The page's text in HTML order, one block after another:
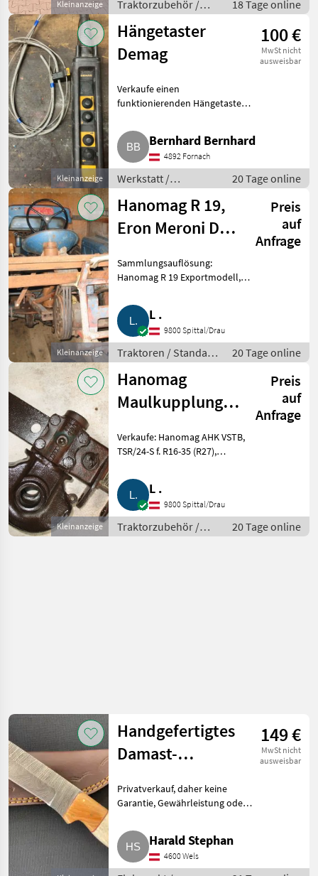
Kleinanzeige
Traktorzubehör /
Sonstiges
Traktorzubehör
18 Tage online
Kleinanzeige
Hängetaster
Demag
100 €
MwSt nicht
ausweisbar
Verkaufe einen
funktionierenden Hängetaster
Demag. Werkstatt Hallenkran
Bernhard Bernhard
4892 Fornach
Werkstatt /
Hallenkran
20 Tage online
Kleinanzeige
Hanomag R 19,
Eron Meroni D
Motomeccanica
Preis
auf
Anfrage
Sammlungsauflösung:
Hanomag R 19 Exportmodell,
Papiere, 5/1G, Mörtl MwSt., o.
Hydraulik. Motomeccanica CP3
Raupenschlepper, 24 PS Perk
L .
9800 Spittal/Drau
Traktoren / Standard
Traktoren
20 Tage online
Kleinanzeige
Hanomag
Maulkupplung,
C214 Teile
Preis
auf
Anfrage
Verkaufe: Hanomag AHK VSTB,
TSR/24-S f. R16-35 (R27),
Seitenaufbau, Abstellhebel,
Dm.: 290 mm. Original Kfz-Brief
(D) f. R24 Combitra
L .
9800 Spittal/Drau
Traktorzubehör /
Sonstiges
20 Tage online
Handgefertigtes
Damast-
Lederscheide,
149 €
MwSt nicht
ausweisbar
Privatverkauf, daher keine
Garantie, Gewährleistung oder
Sonstiges Flohmarkt
Harald Stephan
4600 Wels